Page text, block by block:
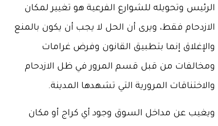
الرئيس وتحويله للشوارع الفرعية هو تغيير لمكان
الازدحام فقط، ويرى أن الحل لا يجب أن يكون بالمنع
والإغلاق إنما بتطبيق القانون وفرض غرامات
ومخالفات من قبل قسم المرور في ظل الازدحام
والاختناقات المرورية التي تشهدها المدينة.
ويغيب عن مداخل السوق وجود أي كراج أو مكان